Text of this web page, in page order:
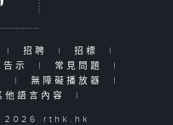
| 招聘 | 招標
|
告示
| 常見問題
|
| 無障礙播放器
|
他語言內容
|
2026 rthk.hk